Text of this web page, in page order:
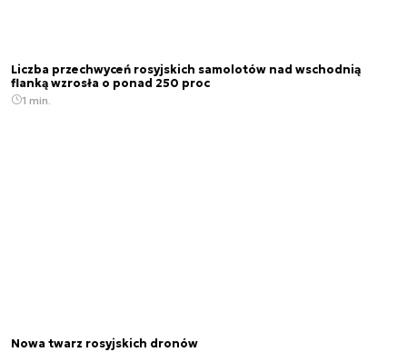
Liczba przechwyceń rosyjskich samolotów nad wschodnią
flanką wzrosła o ponad 250 proc
1 min.
Nowa twarz rosyjskich dronów